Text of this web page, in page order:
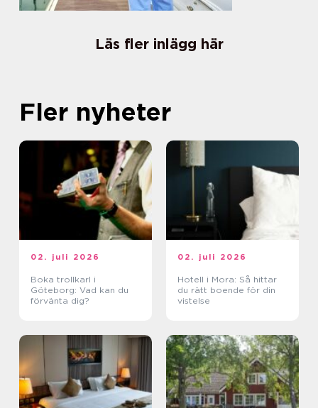
Läs fler inlägg här
Fler nyheter
02. juli 2026
Boka trollkarl i
Göteborg: Vad kan du
förvänta dig?
02. juli 2026
Hotell i Mora: Så hittar
du rätt boende för din
vistelse